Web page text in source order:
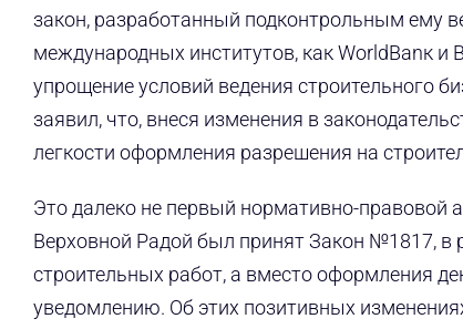
закон, разработанный подконтрольным ему
международных институтов, как WorldBanк и
упрощение условий ведения строительного
заявил, что, внеся изменения в
легкости оформления разрешения на
Это далеко не первый нормативно-правовой
Верховной Радой был принят Закон №1817, в
строительных работ, а вместо оформления
уведомлению. Об этих позитивных